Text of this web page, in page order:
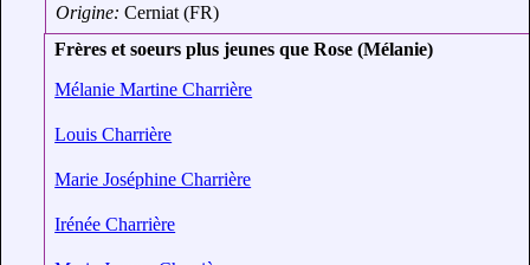
Origine:Cerniat (FR)
Frères et soeurs plus jeunes que Rose (Mélanie)
Mélanie Martine Charrière
Louis Charrière
Marie Joséphine Charrière
Irénée Charrière